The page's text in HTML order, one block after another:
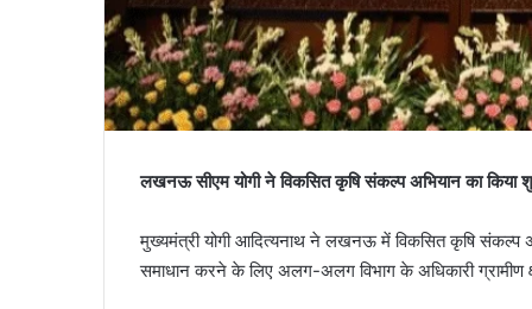
लखनऊ सीएम योगी ने विकसित कृषि संकल्प अभियान का
मुख्यमंत्री योगी आदित्यनाथ ने लखनऊ में विकसित कृषि संकल्प
समाधान करने के लिए अलग-अलग विभाग के अधिकारी ग्रामीण